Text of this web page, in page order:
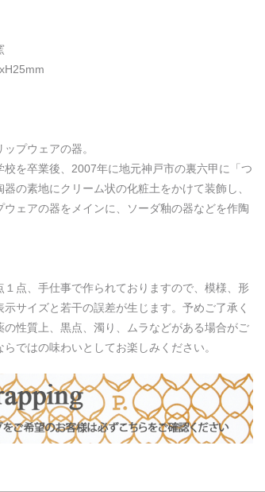
プウェアの器。
校を卒業後、2007年に地元神戸市の裏六甲に「つ
器の素地にクリーム状の化粧土をかけて装飾し、
ウェアの器をメインに、ソーダ釉の器などを作陶
１点、手仕事で作られておりますので、模様、形
サイズと若干の誤差が生じます。予めご了承く
の性質上、黒点、濁り、ムラなどがある場合がご
ではの味わいとしてお楽しみください。